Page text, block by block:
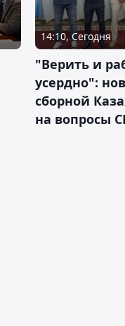
14:10, Сегодня
"Верить и
усердно":
сборной
на вопросы